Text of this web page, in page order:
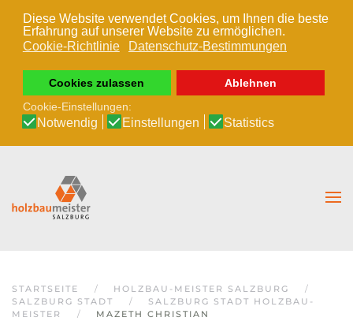
Diese Website verwendet Cookies, um Ihnen die beste
Erfahrung auf unserer Website zu ermöglichen.
Cookie-Richtlinie
Datenschutz-Bestimmungen
Cookies zulassen
Ablehnen
Cookie-Einstellungen:
Notwendig Einstellungen Statistics
Zum Hauptinhalt springen
STARTSEITE
HOLZBAU-MEISTER SALZBURG
SALZBURG STADT
SALZBURG STADT HOLZBAU-
MEISTER
MAZETH CHRISTIAN